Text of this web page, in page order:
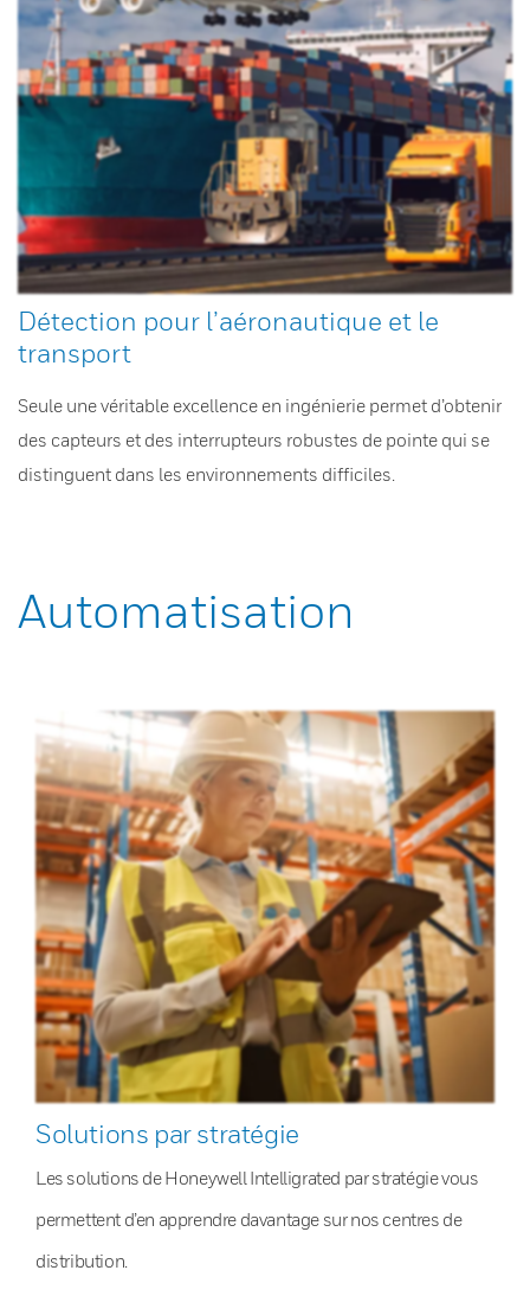
Détection pour l’aéronautique et le
transport
Seule une véritable excellence en ingénierie permet d’obtenir
des capteurs et des interrupteurs robustes de pointe qui se
distinguent dans les environnements difficiles.
Automatisation
Solutions par stratégie
Les solutions de Honeywell Intelligrated par stratégie vous
permettent d’en apprendre davantage sur nos centres de
distribution.